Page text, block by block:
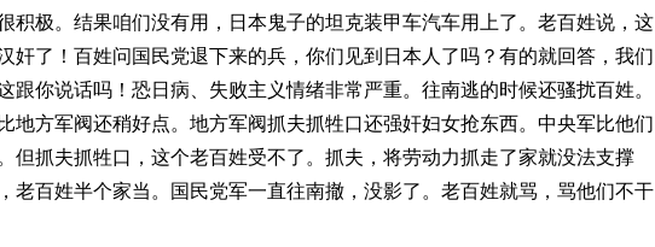
积极。结果咱们没有用，日本鬼子的坦克装甲车汽车用上了。老百姓说，这
奸了！百姓问国民党退下来的兵，你们见到日本人了吗？有的就回答，我们
跟你说话吗！恐日病、失败主义情绪非常严重。往南逃的时候还骚扰百姓。
地方军阀还稍好点。地方军阀抓夫抓牲口还强奸妇女抢东西。中央军比他们
但抓夫抓牲口，这个老百姓受不了。抓夫，将劳动力抓走了家就没法支撑
老百姓半个家当。国民党军一直往南撤，没影了。老百姓就骂，骂他们不干